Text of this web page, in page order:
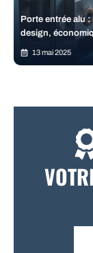
Porte entrée alu
design,
13 mai 2025